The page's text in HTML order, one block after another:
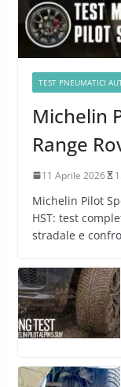
TEST PNEUMATICI
Michelin
Range
11 Aprile 2026
Michelin Pilot
HST: test
stradale e